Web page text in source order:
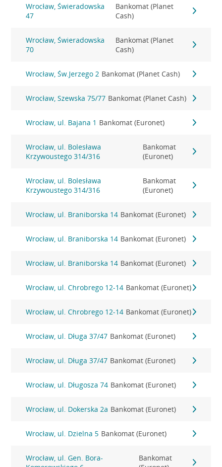
Wrocław, Świeradowska
47
Bankomat (Planet
Cash)
Wrocław, Świeradowska
70
Bankomat (Planet
Cash)
Wrocław, Św.Jerzego 2 Bankomat (Planet Cash)
Wrocław, Szewska 75/77 Bankomat (Planet Cash)
Wrocław, ul. Bajana 1 Bankomat (Euronet)
Wrocław, ul. Bolesława
Krzywoustego 314/316
Bankomat
(Euronet)
Wrocław, ul. Bolesława
Krzywoustego 314/316
Bankomat
(Euronet)
Wrocław, ul. Braniborska 14 Bankomat (Euronet)
Wrocław, ul. Braniborska 14 Bankomat (Euronet)
Wrocław, ul. Braniborska 14 Bankomat (Euronet)
Wrocław, ul. Chrobrego 12-14 Bankomat (Euronet)
Wrocław, ul. Chrobrego 12-14 Bankomat (Euronet)
Wrocław, ul. Długa 37/47 Bankomat (Euronet)
Wrocław, ul. Długa 37/47 Bankomat (Euronet)
Wrocław, ul. Długosza 74 Bankomat (Euronet)
Wrocław, ul. Dokerska 2a Bankomat (Euronet)
Wrocław, ul. Dzielna 5 Bankomat (Euronet)
Wrocław, ul. Gen. Bora-
Bankomat